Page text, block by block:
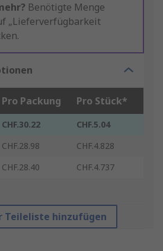
Benötigte Menge
„Lieferverfügbarkeit
Pro Packung Pro Stück*
CHF.30.22
CHF.5.04
CHF.28.98
CHF.4.828
CHF.28.40 CHF.4.737
Teileliste hinzufügen